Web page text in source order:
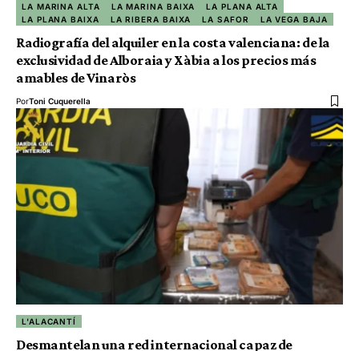
LA MARINA ALTA
LA MARINA BAIXA
LA PLANA ALTA
LA PLANA BAIXA
LA RIBERA BAIXA LA SAFOR LA VEGA BAJA
Radiografía del alquiler en la costa valenciana: de la
exclusividad de Alboraia y Xàbia a los precios más
amables de Vinaròs
PorToni Cuquerella
L'ALACANTÍ
Desmantelan una red internacional capaz de